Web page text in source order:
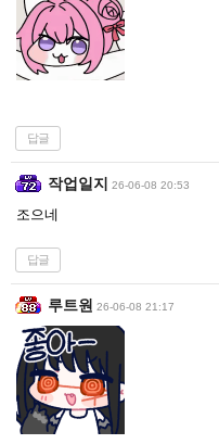
답글
작업일지 26-06-08 20:53
조으네
답글
루트원 26-06-08 21:17